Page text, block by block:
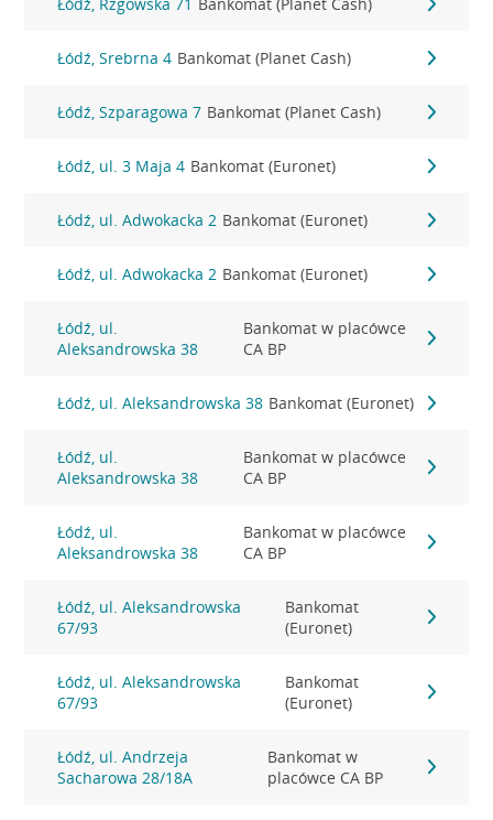
Łódź, Srebrna 4 Bankomat (Planet Cash)
Łódź, Szparagowa 7 Bankomat (Planet Cash)
Łódź, ul. 3 Maja 4 Bankomat (Euronet)
Łódź, ul. Adwokacka 2 Bankomat (Euronet)
Łódź, ul. Adwokacka 2 Bankomat (Euronet)
Łódź, ul.
Aleksandrowska 38
Bankomat w placówce
CA BP
Łódź, ul. Aleksandrowska 38 Bankomat (Euronet)
Łódź, ul.
Aleksandrowska 38
Bankomat w placówce
CA BP
Łódź, ul.
Aleksandrowska 38
Bankomat w placówce
CA BP
Łódź, ul. Aleksandrowska
67/93
Bankomat
(Euronet)
Łódź, ul. Aleksandrowska
67/93
Bankomat
(Euronet)
Łódź, ul. Andrzeja
Sacharowa 28/18A
Bankomat w
placówce CA BP